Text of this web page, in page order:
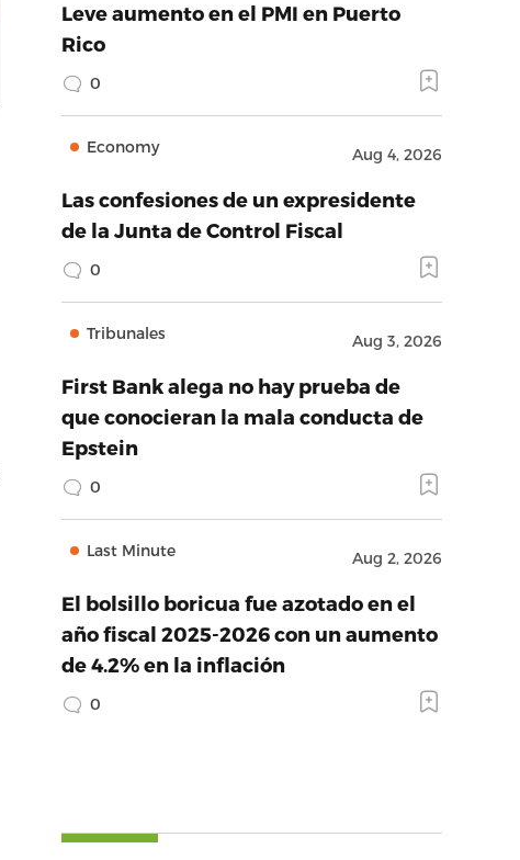
Leve aumento en el PMI en Puerto
Rico
0
Economy Aug 4, 2026
Las confesiones de un expresidente
de la Junta de Control Fiscal
0
Tribunales Aug 3, 2026
First Bank alega no hay prueba de
que conocieran la mala conducta de
Epstein
0
Last Minute Aug 2, 2026
El bolsillo boricua fue azotado en el
año fiscal 2025-2026 con un aumento
de 4.2% en la inflación
0